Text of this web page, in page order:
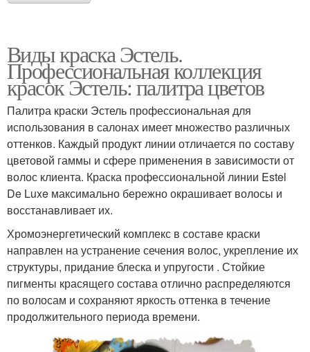
Виды краска Эстель.
Профессиональная коллекция
красок Эстель: палитра цветов
Палитра краски Эстель профессиональная для
использования в салонах имеет множество различных
оттенков. Каждый продукт линии отличается по составу
цветовой гаммы и сфере применения в зависимости от
волос клиента. Краска профессиональной линии Estel
De Luxe максимально бережно окрашивает волосы и
восстанавливает их.
Хромоэнергетический комплекс в составе краски
направлен на устранение сечения волос, укрепление их
структуры, придание блеска и упругости . Стойкие
пигменты красящего состава отлично распределяются
по волосам и сохраняют яркость оттенка в течение
продолжительного периода времени.